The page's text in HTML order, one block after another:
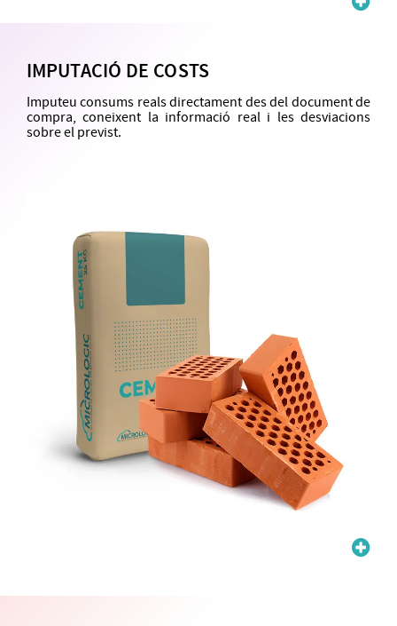
IMPUTACIÓ DE COSTS
Imputeu consums reals directament des del document de
compra, coneixent la informació real i les desviacions
sobre el previst.